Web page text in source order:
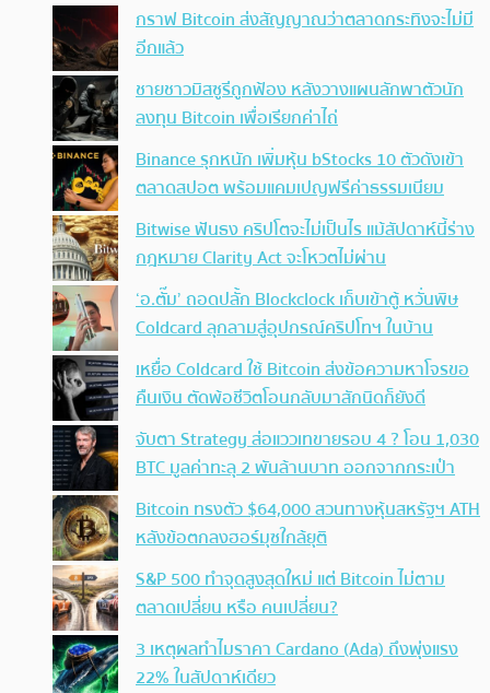
กราฟ Bitcoin ส่งสัญญาณว่าตลาดกระทิงจะไม่มี
อีกแล้ว
ชายชาวมิสซูรีถูกฟ้อง หลังวางแผนลักพาตัวนัก
ลงทุน Bitcoin เพื่อเรียกค่าไถ่
Binance รุกหนัก เพิ่มหุ้น bStocks 10 ตัวดังเข้า
ตลาดสปอต พร้อมแคมเปญฟรีค่าธรรมเนียม
Bitwise ฟันธง คริปโตจะไม่เป็นไร แม้สัปดาห์นี้ร่าง
กฎหมาย Clarity Act จะโหวตไม่ผ่าน
‘อ.ตั๊ม’ ถอดปลั้ก Blockclock เก็บเข้าตู้ หวั่นพิษ
Coldcard ลุกลามสู่อุปกรณ์คริปโทฯ ในบ้าน
เหยื่อ Coldcard ใช้ Bitcoin ส่งข้อความหาโจรขอ
คืนเงิน ตัดพ้อชีวิตโอนกลับมาสักนิดก็ยังดี
จับตา Strategy ส่อแววเทขายรอบ 4 ? โอน 1,030
BTC มูลค่าทะลุ 2 พันล้านบาท ออกจากกระเป๋า
Bitcoin ทรงตัว $64,000 สวนทางหุ้นสหรัฐฯ ATH
หลังข้อตกลงฮอร์มุซใกล้ยุติ
S&P 500 ทำจุดสูงสุดใหม่ แต่ Bitcoin ไม่ตาม
ตลาดเปลี่ยน หรือ คนเปลี่ยน?
3 เหตุผลทำไมราคา Cardano (Ada) ถึงพุ่งแรง
22% ในสัปดาห์เดียว